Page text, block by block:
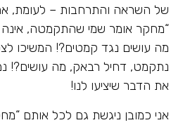
של השראה והתרחבות – לעומת,
“מחקר אומר שמי שהתקמטה, אינה
מה עושים נגד קמטים?! המשיכו
נתקמט, דחיל רבאק, מה עושים?!
את הדבר שיציעו לנו!
אני כמובן ניגשת גם לכל אותם